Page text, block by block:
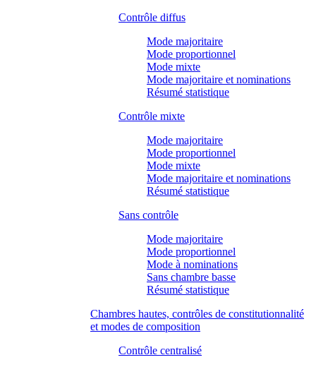
Contrôle diffus
Mode majoritaire
Mode proportionnel
Mode mixte
Mode majoritaire et nominations
Résumé statistique
Contrôle mixte
Mode majoritaire
Mode proportionnel
Mode mixte
Mode majoritaire et nominations
Résumé statistique
Sans contrôle
Mode majoritaire
Mode proportionnel
Mode à nominations
Sans chambre basse
Résumé statistique
Chambres hautes, contrôles de constitutionnalité
et modes de composition
Contrôle centralisé